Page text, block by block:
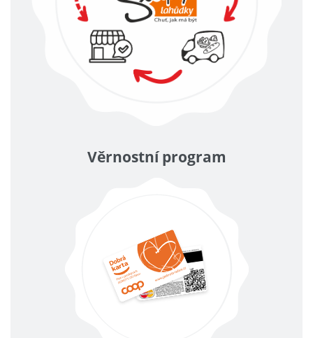
Věrnostní program